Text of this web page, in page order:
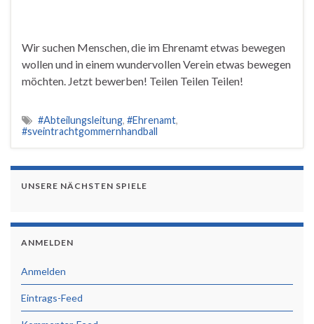
Wir suchen Menschen, die im Ehrenamt etwas bewegen
wollen und in einem wundervollen Verein etwas bewegen
möchten. Jetzt bewerben! Teilen Teilen Teilen!
#Abteilungsleitung, #Ehrenamt,
#sveintrachtgommernhandball
UNSERE NÄCHSTEN SPIELE
ANMELDEN
Anmelden
Eintrags-Feed